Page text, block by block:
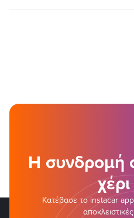
Η συνδρομή
Κατέβασε το instacar